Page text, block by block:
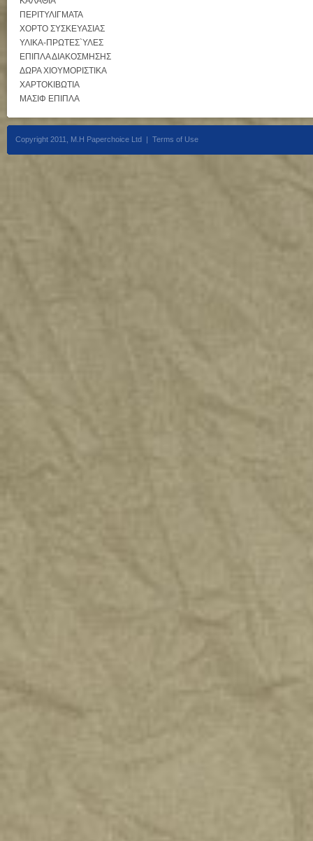
ΠΕΡΙΤΥΛΙΓΜΑΤΑ
ΧΟΡΤΟ ΣΥΣΚΕΥΑΣΙΑΣ
ΥΛΙΚΑ-ΠΡΩΤΕΣ`ΥΛΕΣ
ΕΠΙΠΛΑ ΔΙΑΚΟΣΜΗΣΗΣ
ΔΩΡΑ ΧΙΟΥΜΟΡΙΣΤΙΚΑ
ΧΑΡΤΟΚΙΒΩΤΙΑ
ΜΑΣΙΦ ΕΠΙΠΛΑ
Copyright 2011, M.H Paperchoice Ltd | Terms of Use